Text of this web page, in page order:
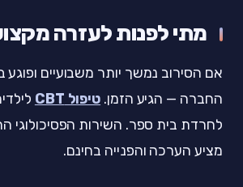
מתי לפנות לעזרה
אם הסירוב נמשך יותר משבועיים ופוגע
החברה — הגיע הזמן. טיפול CBT
לחרדת בית ספר. השירות הפסיכולוגי
מציע הערכה והפנייה בחינם.